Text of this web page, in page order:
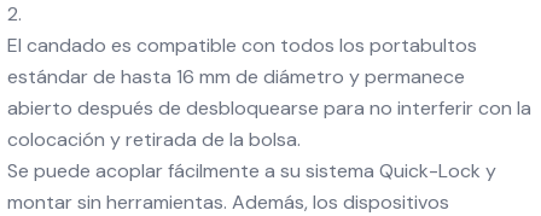
2.
El candado es compatible con todos los portabultos
estándar de hasta 16 mm de diámetro y permanece
abierto después de desbloquearse para no interferir con la
colocación y retirada de la bolsa.
Se puede acoplar fácilmente a su sistema Quick-Lock y
montar sin herramientas. Además, los dispositivos